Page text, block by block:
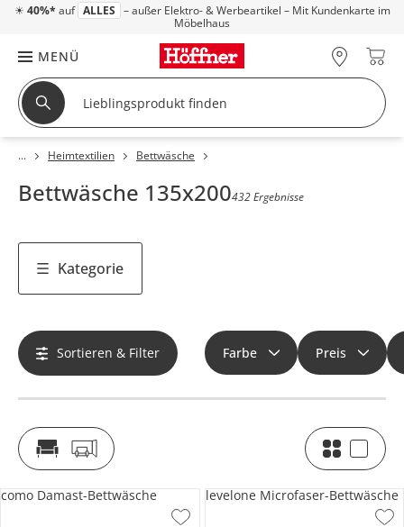
☀ 40%* auf ALLES – außer Elektro- & Werbeartikel – Mit Kundenkarte im
Möbelhaus
MENÜ
Heimtextilien Bettwäsche
Bettwäsche 135x200432 Ergebnisse
Kategorie
Sortieren & Filter Farbe Preis
como Damast-Bettwäsche levelone Microfaser-Bettwäsche